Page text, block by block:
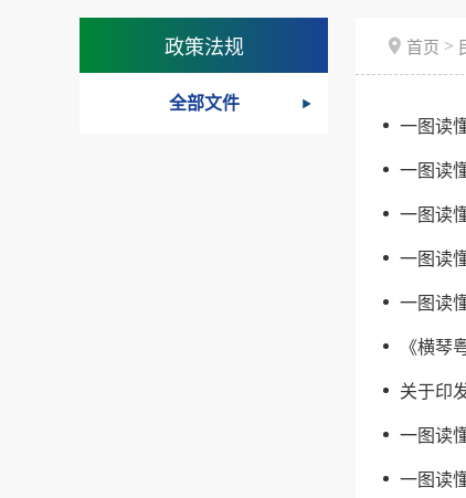
政策法规
全部文件
首页 >
一图读
一图读
一图读
一图读
一图读
《横琴
关于印
一图读
一图读